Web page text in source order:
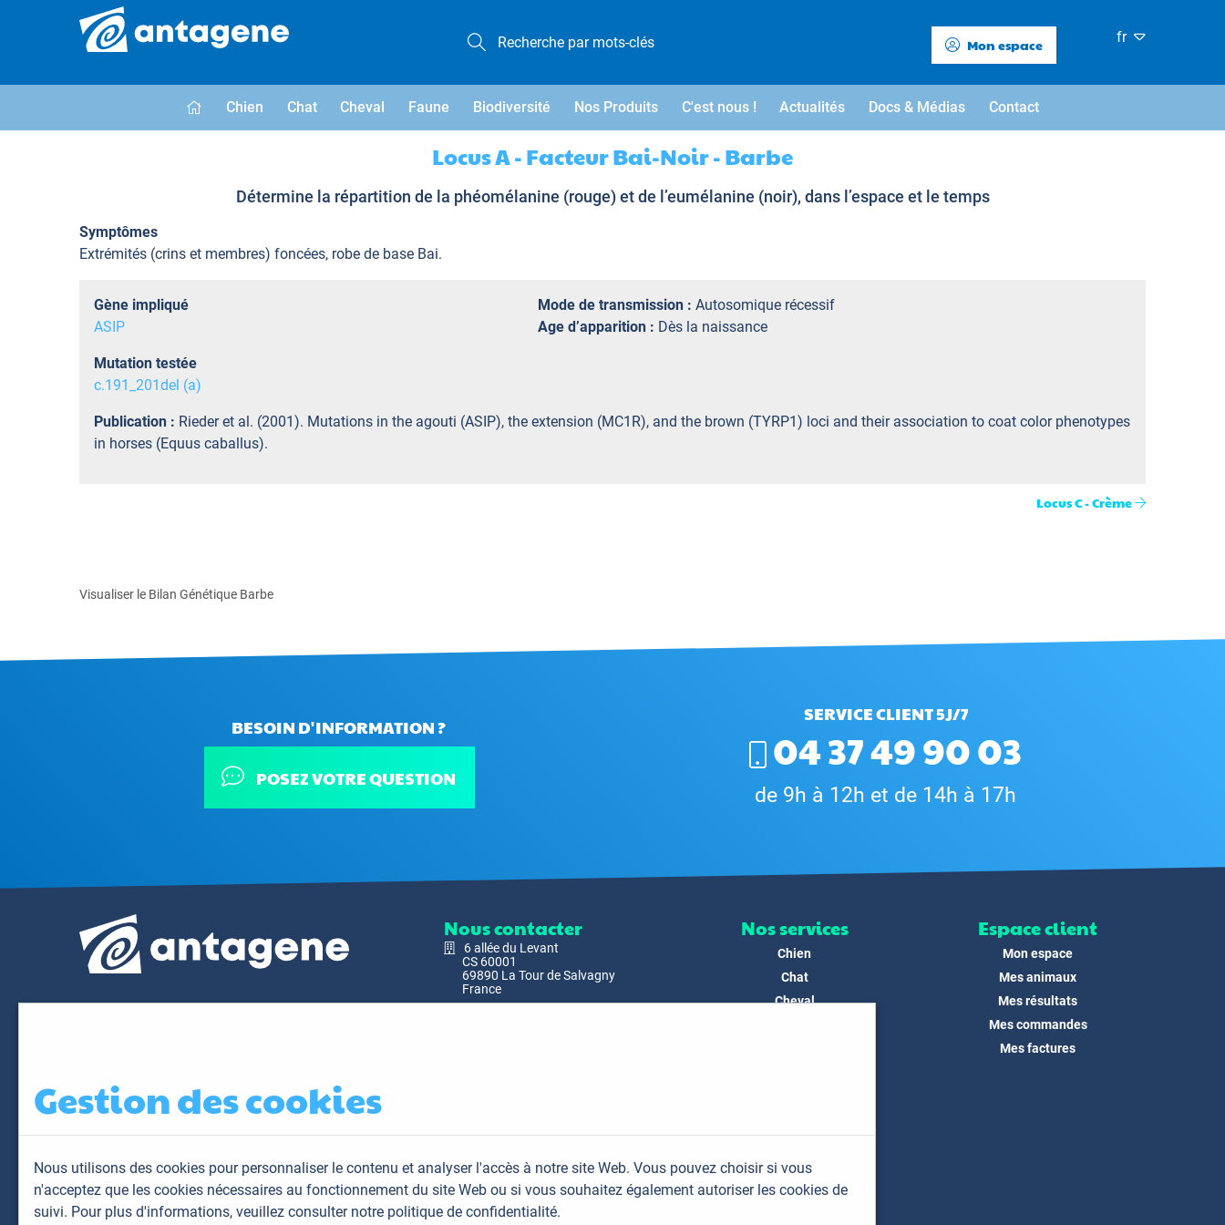
Mon espace fr
Chien Chat Cheval Faune Biodiversité Nos Produits C'est nous ! Actualités Docs & Médias Contact
Locus A - Facteur Bai-Noir - Barbe
Détermine la répartition de la phéomélanine (rouge) et de l’eumélanine (noir), dans l’espace et le temps
Symptômes
Extrémités (crins et membres) foncées, robe de base Bai.
Gène impliqué
ASIP
Mutation testée
c.191_201del (a)
Mode de transmission : Autosomique récessif
Age d’apparition : Dès la naissance
Publication : Rieder et al. (2001). Mutations in the agouti (ASIP), the extension (MC1R), and the brown (TYRP1) loci and their association to coat color phenotypes
in horses (Equus caballus).
Locus C - Crème
Visualiser le Bilan Génétique Barbe
BESOIN D'INFORMATION ?
POSEZ VOTRE QUESTION
SERVICE CLIENT 5J/7
04 37 49 90 03
de 9h à 12h et de 14h à 17h
Nous contacter
6 allée du Levant
CS 60001
69890 La Tour de Salvagny
France
Nos services
Chien
Chat
Cheval
FAQ
Contact
Espace client
Mon espace
Mes animaux
Mes résultats
Mes commandes
Mes factures
Gestion des cookies
Nous utilisons des cookies pour personnaliser le contenu et analyser l'accès à notre site Web. Vous pouvez choisir si vous
n'acceptez que les cookies nécessaires au fonctionnement du site Web ou si vous souhaitez également autoriser les cookies de
suivi. Pour plus d'informations, veuillez consulter notre politique de confidentialité.